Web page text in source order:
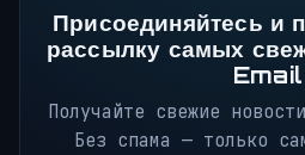
Присоединяйтесь и
рассылку самых
Email
Получайте свежие
Без спама — только